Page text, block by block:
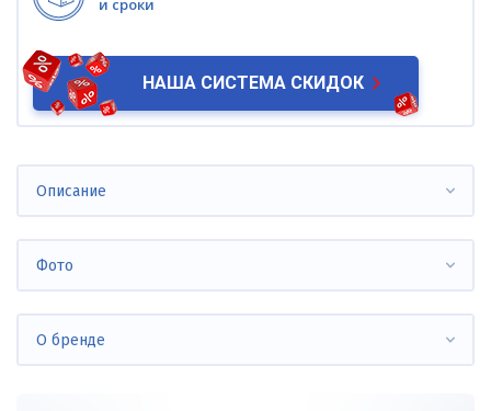
и сроки
НАША СИСТЕМА СКИДОК
Описание
Фото
О бренде